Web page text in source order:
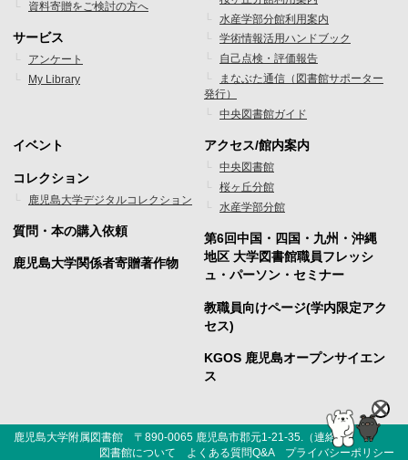
メ
ニ
ュ
1
資料寄贈をご検討の方へ
サービス
アンケート
My Library
メ
ニ
ュ
ー
2
水産学部分館利用案内
学術情報活用ハンドブック
自己点検・評価報告
まなぶた通信（図書館サポーター
発行）
中央図書館ガイド
フ
ッ
タ
ー
イベント
コレクション
鹿児島大学デジタルコレクション
質問・本の購入依頼
鹿児島大学関係者寄贈著作物
フ
ッ
タ
ー
メ
ニ
ュ
ー
アクセス/館内案内
中央図書館
桜ヶ丘分館
水産学部分館
第6回中国・四国・九州・沖縄
地区 大学図書館職員フレッシ
ュ・パーソン・セミナー
教職員向けページ(学内限定アク
セス)
KGOS 鹿児島オープンサイエン
ス
鹿児島大学附属図書館 〒890-0065 鹿児島市郡元1-21-35.（連絡先）
図書館について
よくある質問Q&A プライバシーポリシー